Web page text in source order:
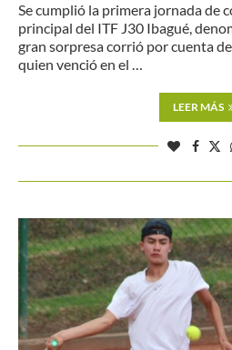
Se cumplió la primera jornada de
principal del ITF J30 Ibagué,
gran sorpresa corrió por cuenta
quien venció en el …
LEER MÁS